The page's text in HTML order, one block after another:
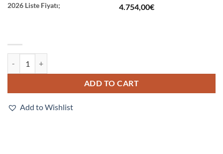
2026 Liste Fiyatı; 4.754,00€
ADD TO CART
Add to Wishlist